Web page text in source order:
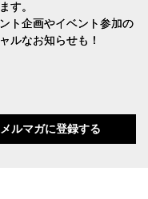
す。
ト企画やイベント参加の
ルなお知らせも！
メルマガに登録する